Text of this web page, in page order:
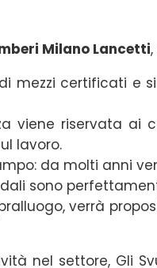
Milano Lancetti
mezzi certificati e
viene riservata
lavoro.
da molti anni
sono
verrà
nel settore, Gli